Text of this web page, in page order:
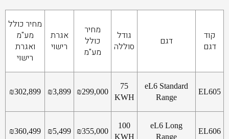
קוד
דגם
דגם
גודל
סוללה
מחיר
כולל
מע"מ
אגרת
רישוי
מחיר כולל
מע"מ
ואגרת
רישוי
EL605
eL6 Standard
Range
75
KWH
₪299,000
₪3,899
₪302,899
EL606
eL6 Long
Range
100
KWH
₪355,000
₪5,499
₪360,499